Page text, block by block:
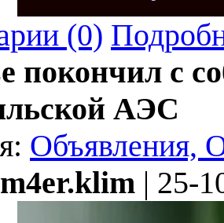
(0)
покончил с
АЭС
Объявления,
| 25-